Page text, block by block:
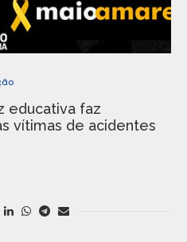
educativa faz
vítimas de acidentes